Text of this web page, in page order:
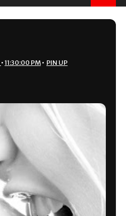
•11:30:00 PM• PIN UP